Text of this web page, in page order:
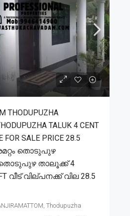
THODUPUZHA
TALUK 4 CENT
FOR SALE PRICE 28.5
തൊടുപുഴ
തൊടുപുഴ താലൂക്ക് 4
വീട് വില്പനക്ക് വില 28.5
Thodupuzha